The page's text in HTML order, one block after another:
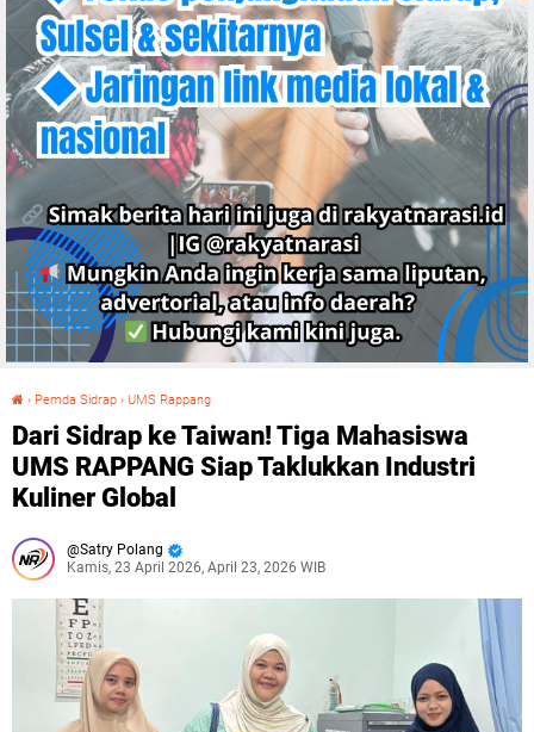
› Pemda Sidrap › UMS Rappang
Dari Sidrap ke Taiwan! Tiga Mahasiswa
UMS RAPPANG Siap Taklukkan Industri
Kuliner Global
Satry Polang
Kamis, 23 April 2026, April 23, 2026 WIB